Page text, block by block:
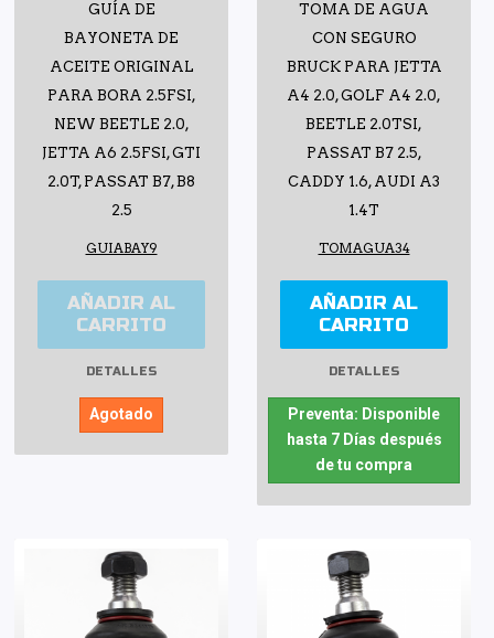
GUÍA DE
BAYONETA DE
ACEITE ORIGINAL
PARA BORA 2.5FSI,
NEW BEETLE 2.0,
JETTA A6 2.5FSI, GTI
2.0T, PASSAT B7, B8
2.5
GUIABAY9
AÑADIR AL
CARRITO
DETALLES
Agotado
TOMA DE AGUA
CON SEGURO
BRUCK PARA JETTA
A4 2.0, GOLF A4 2.0,
BEETLE 2.0TSI,
PASSAT B7 2.5,
CADDY 1.6, AUDI A3
1.4T
TOMAGUA34
AÑADIR AL
CARRITO
DETALLES
Preventa: Disponible
hasta 7 Días después
de tu compra